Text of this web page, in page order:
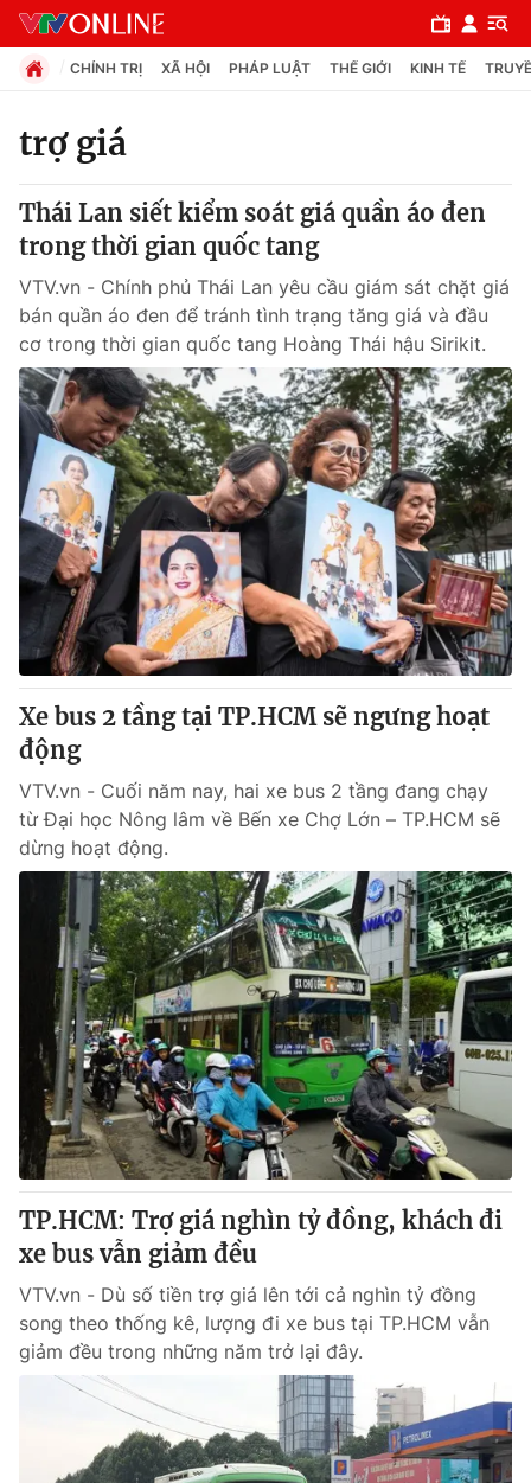
Chuyên mục
Chính trị
Xã hội
Pháp luật
Y tế
Thế giới
Tin tức
Thế giới đó đây
Câu chuyện quốc tế
Kinh tế
Tài chính
Thị trường
Góc doanh nghiệp
Dữ liệu và đời sống
Truyền hình
Phim VTV
Hậu trường
Nhân vật
Khán giả
Giải sao mai
Giải trí
Điện ảnh
Âm nhạc
Đời sống
Du lịch
Làm đẹp
Chất lượng cuộc sống
Giáo dục
Tuyển sinh
Học trực tuyến
Công nghệ
Hitech Công nghệ tương lai
Sản phẩm
Thị trường
Tư vấn
Giao lưu trực tuyến
Lịch phát sóng
Chuyên mục khác
Emagazine Podcast
Photo Infographic
Shorts video
VTV Money VTV Thể thao
CHÍNH TRỊ XÃ HỘI PHÁP LUẬT THẾ GIỚI KINH TẾ
trợ giá
Thái Lan siết kiểm soát giá quần áo đen
trong thời gian quốc tang
VTV.vn - Chính phủ Thái Lan yêu cầu giám sát chặt giá
bán quần áo đen để tránh tình trạng tăng giá và đầu
cơ trong thời gian quốc tang Hoàng Thái hậu Sirikit.
Xe bus 2 tầng tại TP.HCM sẽ ngưng hoạt
động
VTV.vn - Cuối năm nay, hai xe bus 2 tầng đang chạy
từ Đại học Nông lâm về Bến xe Chợ Lớn – TP.HCM sẽ
dừng hoạt động.
TP.HCM: Trợ giá nghìn tỷ đồng, khách đi
xe bus vẫn giảm đều
VTV.vn - Dù số tiền trợ giá lên tới cả nghìn tỷ đồng
song theo thống kê, lượng đi xe bus tại TP.HCM vẫn
giảm đều trong những năm trở lại đây.